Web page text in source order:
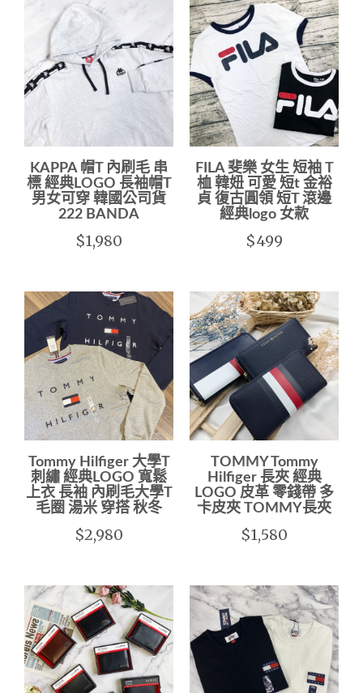
KAPPA 帽T 內刷毛 串
標 經典LOGO 長袖帽T
男女可穿 韓國公司貨
222 BANDA
$1,980
FILA 斐樂 女生 短袖 T
桖 韓妞 可愛 短t 金裕
貞 復古圓領 短T 滾邊
經典logo 女款
$499
Tommy Hilfiger 大學T
刺繡 經典LOGO 寬鬆
上衣 長袖 內刷毛大學T
毛圈 湯米 穿搭 秋冬
$2,980
TOMMY Tommy
Hilfiger 長夾 經典
LOGO 皮革 零錢帶 多
卡皮夾 TOMMY長夾
$1,580